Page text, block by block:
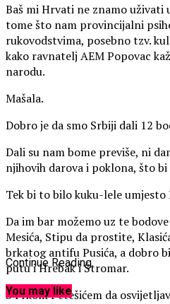
Baš mi Hrvati ne znamo uživati
tome što nam provincijalni
rukovodstvima, posebno tzv.
kako ravnatelj AEM Popovac
narodu.
Mašala.
Dobro je da smo Srbiji dali 12
Dali su nam bome previše, ni
njihovih darova i poklona, što
Tek bi to bilo kuku-lele umjesto
Da im bar možemo uz te
Mesića, Stipu da prostite,
brkatog antifu Pusića, a dobro
putu i Hrebak i Štromar.
S Frkom Petešićem da
Continue Reading
You may like